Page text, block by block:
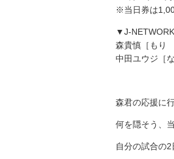
※当日券は
▼J-
森貴慎［もり
中田ユウジ［
森君の応援に
何を隠そう、
自分の試合の2